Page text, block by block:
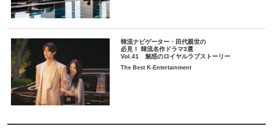
韓流ナビゲーター・田代親世の
必見！ 韓流名作ドラマ3選
Vol.41 魅惑のロイヤルラブストーリー
The Best K-Entertainment